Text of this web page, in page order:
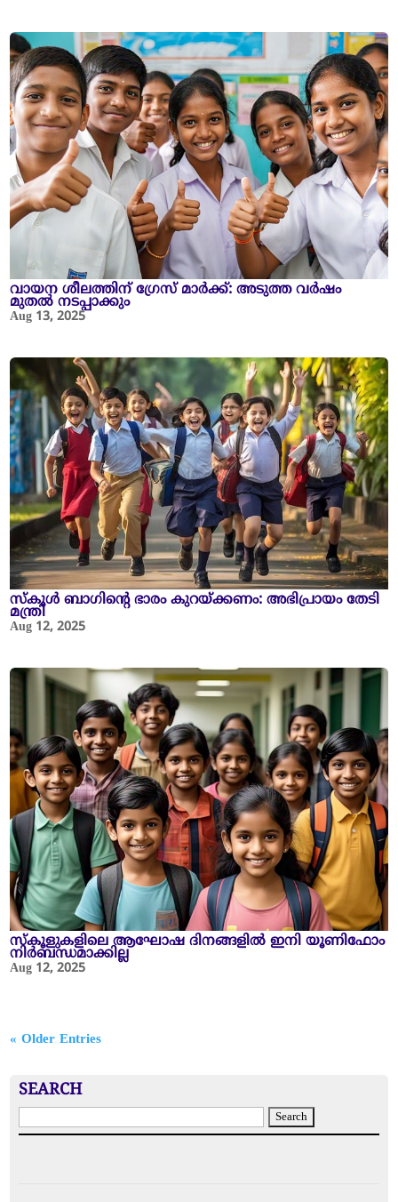
വായന ശീലത്തിന് ഗ്രേസ് മാർക്ക്: അടുത്ത വർഷം
മുതൽ നടപ്പാക്കും
Aug 13, 2025
സ്കൂൾ ബാഗിന്റെ ഭാരം കുറയ്ക്കണം: അഭിപ്രായം തേടി
മന്ത്രി
Aug 12, 2025
സ്‌കൂളുകളിലെ ആഘോഷ ദിനങ്ങളിൽ ഇനി യൂണിഫോം
നിർബന്ധമാക്കില്ല
Aug 12, 2025
« Older Entries
SEARCH
e